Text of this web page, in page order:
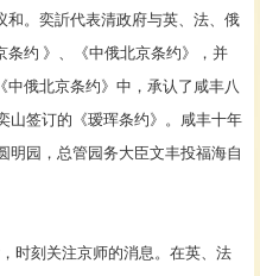
和。奕訢代表清政府与英、法、俄
条约 》、《中俄北京条约》，并
俄北京条约》中，承认了咸丰八
山签订的《瑷珲条约》。咸丰十年
明园，总管园务大臣文丰投福海自
时刻关注京师的消息。在英、法